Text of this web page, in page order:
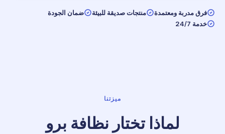
فرق مدربة ومعتمدة منتجات صديقة للبيئة
ضمان الجودة
خدمة 24/7
ميزتنا
لماذا تختار نظافة برو